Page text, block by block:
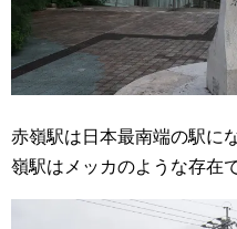
赤嶺駅は日本最南端の駅に
嶺駅はメッカのような存在で